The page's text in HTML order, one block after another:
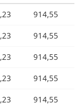
914,55
914,55
914,55
914,55
914,55